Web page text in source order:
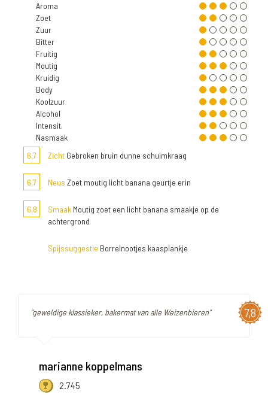
Aroma
Zoet
Zuur
Bitter
Fruitig
Moutig
Kruidig
Body
Koolzuur
Alcohol
Intensit.
Nasmaak
6,7
Zicht Gebroken bruin dunne schuimkraag
6,7 Neus Zoet moutig licht banana geurtje erin
6,8 Smaak Moutig zoet een licht banana smaakje op de
achtergrond
Spijssuggestie Borrelnootjes kaasplankje
7,8
"geweldige klassieker, bakermat van alle Weizenbieren"
marianne koppelmans
2.745